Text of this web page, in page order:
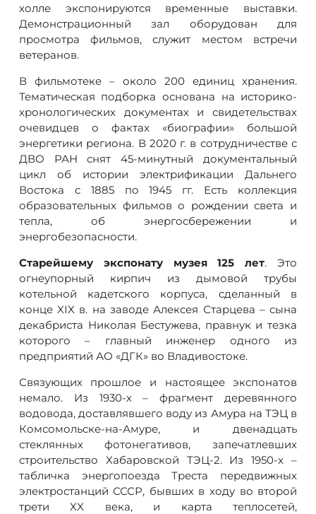
холле экспонируются временные выставки.
Демонстрационный зал оборудован для
просмотра фильмов, служит местом встречи
ветеранов.
В фильмотеке – около 200 единиц хранения.
Тематическая подборка основана на историко-
хронологических документах и свидетельствах
очевидцев о фактах «биографии» большой
энергетики региона. В 2020 г. в сотрудничестве с
ДВО РАН снят 45-минутный документальный
цикл об истории электрификации Дальнего
Востока с 1885 по 1945 гг. Есть коллекция
образовательных фильмов о рождении света и
тепла, об энергосбережении и
энергобезопасности.
Старейшему экспонату музея 125 лет. Это
огнеупорный кирпич из дымовой трубы
котельной кадетского корпуса, сделанный в
конце XIX в. на заводе Алексея Старцева – сына
декабриста Николая Бестужева, правнук и тезка
которого – главный инженер одного из
предприятий АО «ДГК» во Владивостоке.
Связующих прошлое и настоящее экспонатов
немало. Из 1930-х – фрагмент деревянного
водовода, доставлявшего воду из Амура на ТЭЦ в
Комсомольске-на-Амуре, и двенадцать
стеклянных фотонегативов, запечатлевших
строительство Хабаровской ТЭЦ-2. Из 1950-х –
табличка энергопоезда Треста передвижных
электростанций СССР, бывших в ходу во второй
трети XX века, и карта теплосетей,